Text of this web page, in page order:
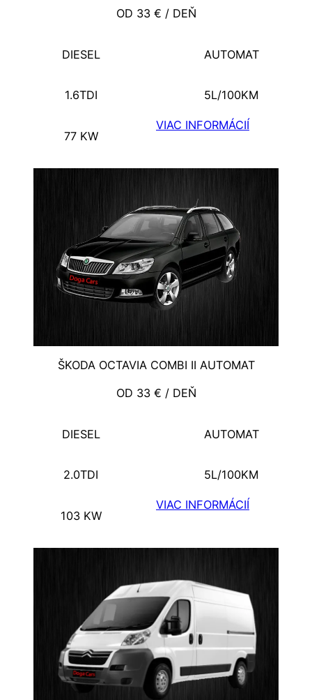
OD 33 € / DEŇ
DIESEL AUTOMAT
1.6TDI 5L/100KM
77 KW
VIAC INFORMÁCIÍ
ŠKODA OCTAVIA COMBI II AUTOMAT
OD 33 € / DEŇ
DIESEL AUTOMAT
2.0TDI 5L/100KM
103 KW
VIAC INFORMÁCIÍ